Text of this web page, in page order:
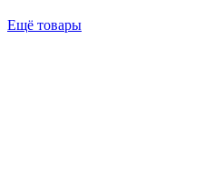
Ещё товары